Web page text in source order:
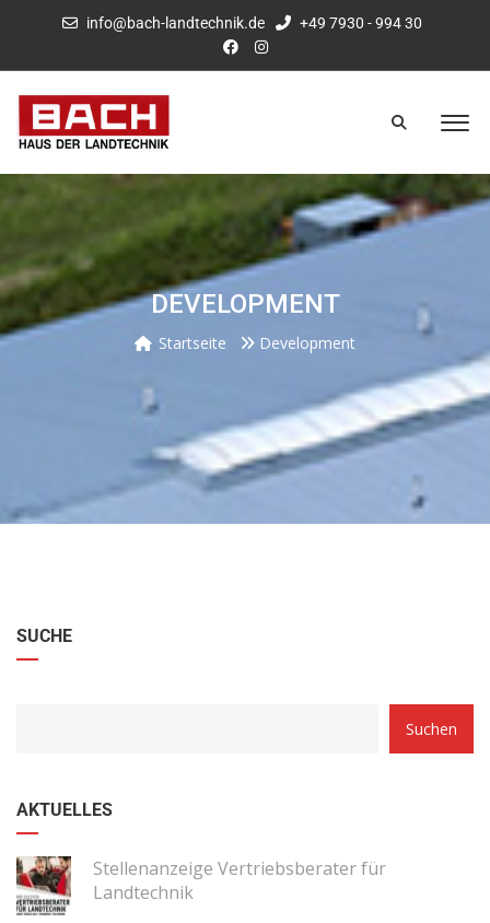
info@bach-landtechnik.de +49 7930 - 994 30
DEVELOPMENT
Startseite Development
SUCHE
Suchen
AKTUELLES
Stellenanzeige Vertriebsberater für
Landtechnik